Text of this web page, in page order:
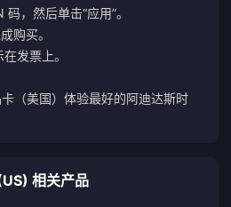
，然后单击“应用”。
购买。
发票上。
（美国）体验最好的阿迪达斯时
相关产品